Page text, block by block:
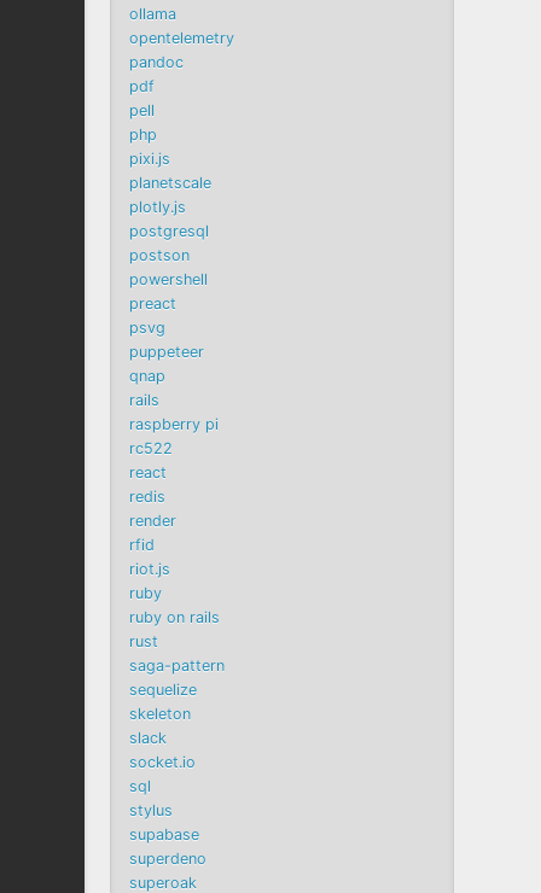
ollama
opentelemetry
pandoc
pdf
pell
php
pixi.js
planetscale
plotly.js
postgresql
postson
powershell
preact
psvg
puppeteer
qnap
rails
raspberry pi
rc522
react
redis
render
rfid
riot.js
ruby
ruby on rails
rust
saga-pattern
sequelize
skeleton
slack
socket.io
sql
stylus
supabase
superdeno
superoak